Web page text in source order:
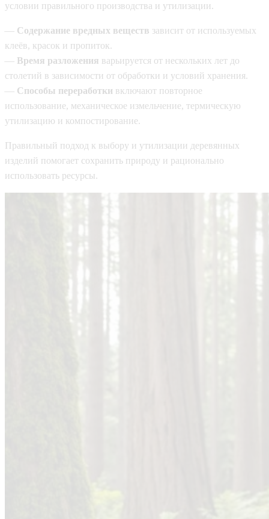
условии правильного производства и утилизации.
— Содержание вредных веществ зависит от используемых
клеёв, красок и пропиток.
— Время разложения варьируется от нескольких лет до
столетий в зависимости от обработки и условий хранения.
— Способы переработки включают повторное
использование, механическое измельчение, термическую
утилизацию и компостирование.
Правильный подход к выбору и утилизации деревянных
изделий помогает сохранить природу и рационально
использовать ресурсы.